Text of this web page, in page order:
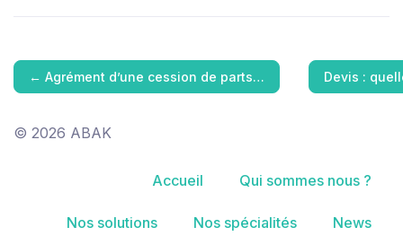
← Agrément d’une cession de parts… Devis :
© 2026 ABAK
Accueil Qui sommes nous ?
Nos solutions Nos spécialités News